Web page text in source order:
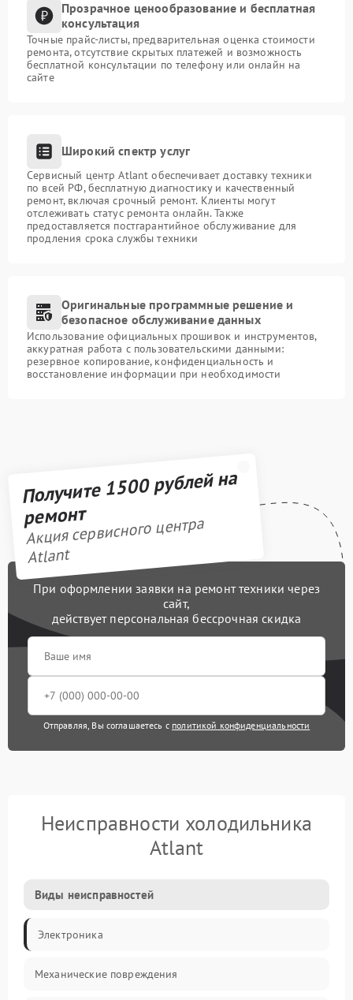
Прозрачное ценообразование и бесплатная
консультация
Точные прайс-листы, предварительная оценка стоимости
ремонта, отсутствие скрытых платежей и возможность
бесплатной консультации по телефону или онлайн на
сайте
Широкий спектр услуг
Сервисный центр Atlant обеспечивает доставку техники
по всей РФ, бесплатную диагностику и качественный
ремонт, включая срочный ремонт. Клиенты могут
отслеживать статус ремонта онлайн. Также
предоставляется постгарантийное обслуживание для
продления срока службы техники
Оригинальные программные решение и
безопасное обслуживание данных
Использование официальных прошивок и инструментов,
аккуратная работа с пользовательскими данными:
резервное копирование, конфиденциальность и
восстановление информации при необходимости
Получите 1500 рублей на
ремонт
Акция сервисного центра
Atlant
При оформлении заявки на ремонт техники через
сайт,
действует персональная бессрочная скидка
Отправляя, Вы соглашаетесь с политикой конфиденциальности
Неисправности холодильника
Atlant
Виды неисправностей
Электроника
Механические повреждения